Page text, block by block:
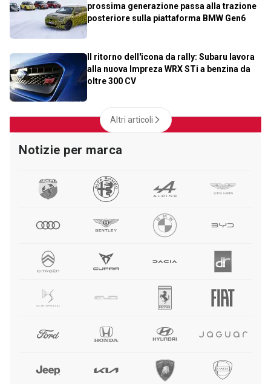
prossima generazione passa alla trazione
posteriore sulla piattaforma BMW Gen6
Il ritorno dell'icona da rally: Subaru lavora
alla nuova Impreza WRX STi a benzina da
oltre 300 CV
Altri articoli
Notizie per marca